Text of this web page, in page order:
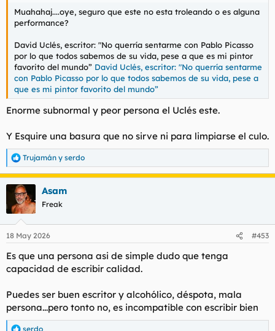
Muahahaj....oye, seguro que este no esta troleando o es alguna
performance?
David Uclés, escritor: "No querría sentarme con Pablo Picasso
por lo que todos sabemos de su vida, pese a que es mi pintor
favorito del mundo” David Uclés, escritor: "No querría sentarme
con Pablo Picasso por lo que todos sabemos de su vida, pese a
que es mi pintor favorito del mundo”
Enorme subnormal y peor persona el Uclés este.
Y Esquire una basura que no sirve ni para limpiarse el culo.
R
e
a
i
e
:
Trujamán y serdo
Asam
Freak
18 May 2026 #453
Es que una persona asi de simple dudo que tenga
capacidad de escribir calidad.
Puedes ser buen escritor y alcohólico, déspota, mala
persona...pero tonto no, es incompatible con escribir bien
serdo